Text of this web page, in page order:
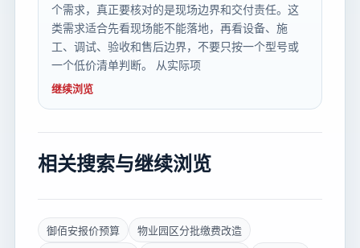
个需求，真正要核对的是现场边界和交付责任。这
类需求适合先看现场能不能落地，再看设备、施
工、调试、验收和售后边界，不要只按一个型号或
一个低价清单判断。 从实际项
继续浏览
相关搜索与继续浏览
御佰安报价预算
物业园区分批缴费改造